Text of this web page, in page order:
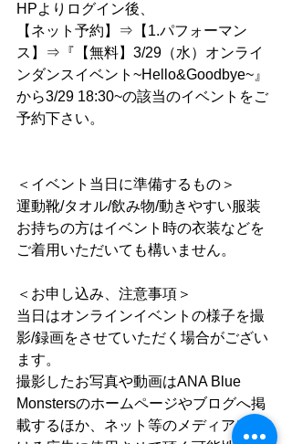
HPよりログイン後、
【ネット予約】⇒【1.パフォーマン
ス】⇒『【無料】3/29（水）オンライ
ンダンスイベント~Hello&Goodbye~』
から3/29 18:30~の該当のイベントをご
予約下さい。
＜イベント当日に準備するもの＞
運動靴/タオル/飲み物/動きやすい服装
お持ちの方はイベント時の衣装などを
ご着用いただいても構いません。
＜お申し込み、注意事項＞
当日はオンラインイベントの様子を撮
影/録画をさせていただく場合がござい
ます。
撮影したお写真や動画はANA Blue
Monstersのホームページやブログへ掲
載するほか、ネット等のメディアにお